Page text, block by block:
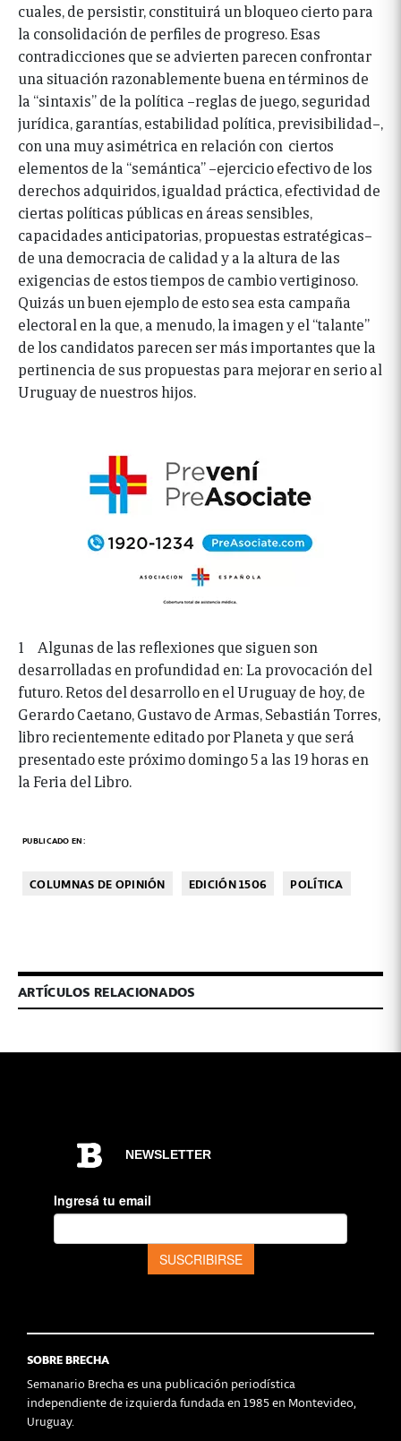
cuales, de persistir, constituirá un bloqueo cierto para
la consolidación de perfiles de progreso. Esas
contradicciones que se advierten parecen confrontar
una situación razonablemente buena en términos de
la “sintaxis” de la política –reglas de juego, seguridad
jurídica, garantías, estabilidad política, previsibilidad–,
con una muy asimétrica en relación con ciertos
elementos de la “semántica” –ejercicio efectivo de los
derechos adquiridos, igualdad práctica, efectividad de
ciertas políticas públicas en áreas sensibles,
capacidades anticipatorias, propuestas estratégicas–
de una democracia de calidad y a la altura de las
exigencias de estos tiempos de cambio vertiginoso.
Quizás un buen ejemplo de esto sea esta campaña
electoral en la que, a menudo, la imagen y el “talante”
de los candidatos parecen ser más importantes que la
pertinencia de sus propuestas para mejorar en serio al
Uruguay de nuestros hijos.
1 Algunas de las reflexiones que siguen son
desarrolladas en profundidad en: La provocación del
futuro. Retos del desarrollo en el Uruguay de hoy, de
Gerardo Caetano, Gustavo de Armas, Sebastián Torres,
libro recientemente editado por Planeta y que será
presentado este próximo domingo 5 a las 19 horas en
la Feria del Libro.
PUBLICADO EN:
COLUMNAS DE OPINIÓN EDICIÓN 1506 POLÍTICA
ARTÍCULOS RELACIONADOS
SOBRE BRECHA
Semanario Brecha es una publicación periodística
independiente de izquierda fundada en 1985 en Montevideo,
Uruguay.